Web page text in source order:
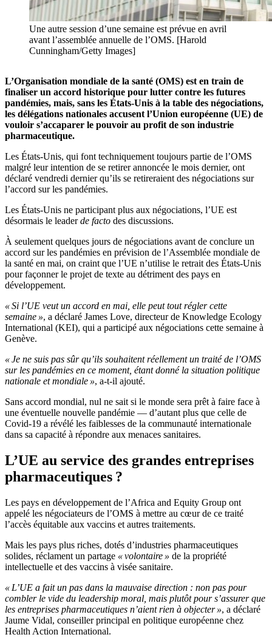
Une autre session d’une semaine est prévue en avril
avant l’assemblée annuelle de l’OMS. [Harold
Cunningham/Getty Images]
L’Organisation mondiale de la santé (OMS) est en train de
finaliser un accord historique pour lutter contre les futures
pandémies, mais, sans les États-Unis à la table des négociations,
les délégations nationales accusent l’Union européenne (UE) de
vouloir s’accaparer le pouvoir au profit de son industrie
pharmaceutique.
Les États-Unis, qui font techniquement toujours partie de l’OMS
malgré leur intention de se retirer annoncée le mois dernier, ont
déclaré vendredi dernier qu’ils se retireraient des négociations sur
l’accord sur les pandémies.
Les États-Unis ne participant plus aux négociations, l’UE est
désormais le leaderde facto des discussions.
À seulement quelques jours de négociations avant de conclure un
accord sur les pandémies en prévision de l’Assemblée mondiale de
la santé en mai, on craint que l’UE n’utilise le retrait des États-Unis
pour façonner le projet de texte au détriment des pays en
développement.
« Si l’UE veut un accord en mai, elle peut tout régler cette
semaine », a déclaré James Love, directeur de Knowledge Ecology
International (KEI), qui a participé aux négociations cette semaine à
Genève.
« Je ne suis pas sûr qu’ils souhaitent réellement un traité de l’OMS
sur les pandémies en ce moment, étant donné la situation politique
nationale et mondiale », a-t-il ajouté.
Sans accord mondial, nul ne sait si le monde sera prêt à faire face à
une éventuelle nouvelle pandémie — d’autant plus que celle de
Covid-19 a révélé les faiblesses de la communauté internationale
dans sa capacité à répondre aux menaces sanitaires.
L’UE au service des grandes entreprises
pharmaceutiques ?
Les pays en développement de l’Africa and Equity Group ont
appelé les négociateurs de l’OMS à mettre au cœur de ce traité
l’accès équitable aux vaccins et autres traitements.
Mais les pays plus riches, dotés d’industries pharmaceutiques
solides, réclament un partage « volontaire » de la propriété
intellectuelle et des vaccins à visée sanitaire.
« L’UE a fait un pas dans la mauvaise direction : non pas pour
combler le vide du leadership moral, mais plutôt pour s’assurer que
les entreprises pharmaceutiques n’aient rien à objecter », a déclaré
Jaume Vidal, conseiller principal en politique européenne chez
Health Action International.